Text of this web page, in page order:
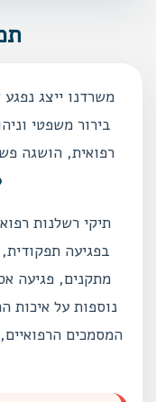
משרדנו ייצג
בירור משפטי
רפואית, הושגה
תיקי רשלנות
בפגיעה
מתקנים, פגיעה
נוספות על איכות
המסמכים